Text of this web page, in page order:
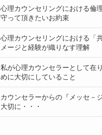
心理カウンセリングにおける倫
守って頂きたいお約束
心理カウンセリングにおける「
メージと経験が織りなす理解
私が心理カウンセラーとして在
めに大切にしていること
カウンセラーからの『メッセ－
大切に・・・